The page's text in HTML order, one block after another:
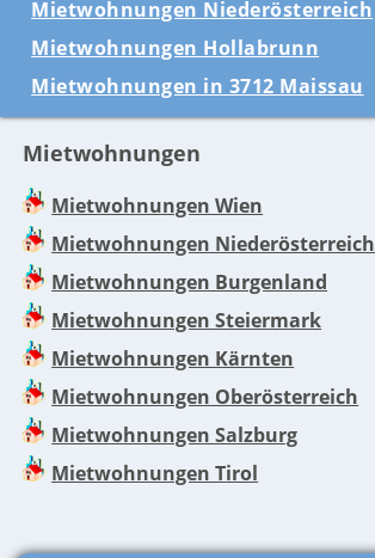
Mietwohnungen Niederösterreich
Mietwohnungen Hollabrunn
Mietwohnungen in 3712 Maissau
Mietwohnungen
Mietwohnungen Wien
Mietwohnungen Niederösterreich
Mietwohnungen Burgenland
Mietwohnungen Steiermark
Mietwohnungen Kärnten
Mietwohnungen Oberösterreich
Mietwohnungen Salzburg
Mietwohnungen Tirol